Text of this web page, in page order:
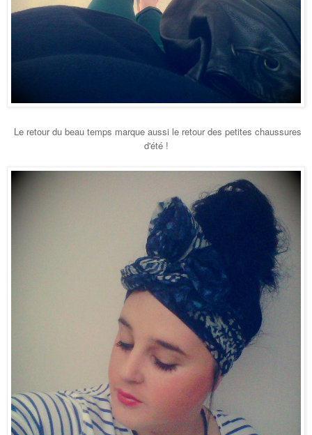
Le retour du beau temps marque aussi le retour des petites chaussures
d'été !